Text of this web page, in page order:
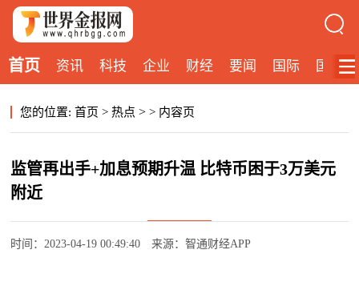
首页 资讯 科技 企业 财经 要闻 国际 国内
您的位置: 首页 > 热点 > > 内容页
监管再出手+加息预期升温 比特币困于3万美元
附近
时间：2023-04-19 00:49:40 来源：智通财经APP